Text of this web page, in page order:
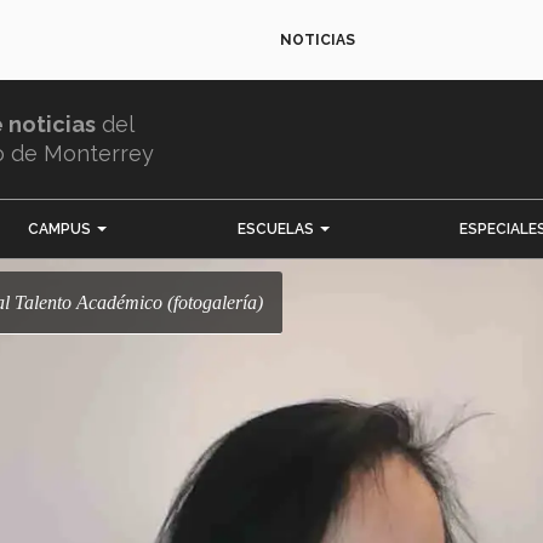
NOTICIAS
noticias del
de Monterrey
CAMPUS ESCUELAS
Talento Académico (fotogalería)